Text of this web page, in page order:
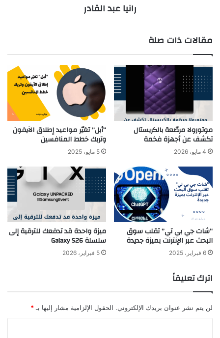
رانيا عبد القادر
مقالات ذات صلة
موتورولا مرصّعة بالكريستال
تكشف عن أجهزة فخمة
4 مايو، 2026
“أبل” تغيّر مواعيد إطلاق الآيفون
وتربك خطط المنافسين
5 مايو، 2025
“شات جي بي تي” تقلب سوق
البحث عبر الإنترنت بميزة جديدة
6 فبراير، 2025
ميزة واحدة قد تدفعك للترقية إلى
سلسلة Galaxy S26
5 فبراير، 2026
اترك تعليقاً
لن يتم نشر عنوان بريدك الإلكتروني. الحقول الإلزامية مشار إليها بـ *